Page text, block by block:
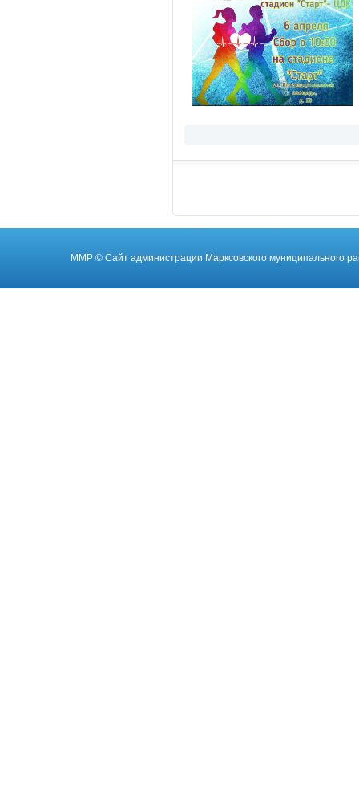
ММР © Cайт администрации Марксовского муниципального